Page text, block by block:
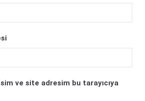
ve site adresim bu tarayıcıya